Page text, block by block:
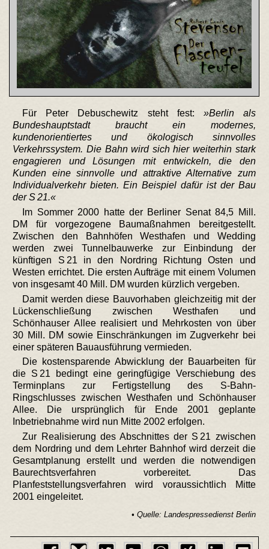
Für Peter Debuschewitz steht fest:
Berlin als
Bundeshauptstadt braucht ein modernes,
kundenorientiertes und ökologisch sinnvolles
Verkehrssystem. Die Bahn wird sich hier weiterhin stark
engagieren und Lösungen mit entwickeln, die den
Kunden eine sinnvolle und attraktive Alternative zum
Individualverkehr bieten. Ein Beispiel dafür ist der Bau
der S 21.
Im Sommer 2000 hatte der Berliner Senat 84,5 Mill.
DM für vorgezogene Baumaßnahmen bereitgestellt.
Zwischen den Bahnhöfen Westhafen und Wedding
werden zwei Tunnelbauwerke zur Einbindung der
künftigen S 21 in den Nordring Richtung Osten und
Westen errichtet. Die ersten Aufträge mit einem Volumen
von insgesamt 40 Mill. DM wurden kürzlich vergeben.
Damit werden diese Bauvorhaben gleichzeitig mit der
Lückenschließung zwischen Westhafen und
Schönhauser Allee realisiert und Mehrkosten von über
30 Mill. DM sowie Einschränkungen im Zugverkehr bei
einer späteren Bauausführung vermieden.
Die kostensparende Abwicklung der Bauarbeiten für
die S 21 bedingt eine geringfügige Verschiebung des
Terminplans zur Fertigstellung des S-Bahn-
Ringschlusses zwischen Westhafen und Schönhauser
Allee. Die ursprünglich für Ende 2001 geplante
Inbetriebnahme wird nun Mitte 2002 erfolgen.
Zur Realisierung des Abschnittes der S 21 zwischen
dem Nordring und dem Lehrter Bahnhof wird derzeit die
Gesamtplanung erstellt und werden die notwendigen
Baurechtsverfahren vorbereitet. Das
Planfeststellungsverfahren wird voraussichtlich Mitte
2001 eingeleitet.
• Quelle: Landespressedienst Berlin